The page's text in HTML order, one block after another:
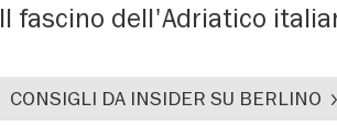
Il fascino dell'Adriatico
CONSIGLI DA INSIDER SU BERLINO